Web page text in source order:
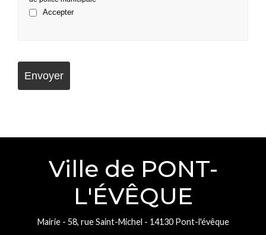
Accepter
Ville de PONT-
L'ÉVÊQUE
Mairie - 58, rue Saint-Michel - 14130 Pont-l'évêque